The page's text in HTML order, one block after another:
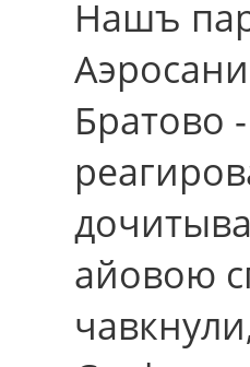
Нашъ
Братово
айовою